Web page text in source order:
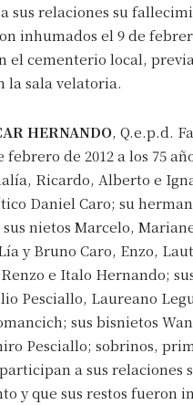
gratis
de correo electrónico*
de teléfono
sus relaciones su
inhumados el 9 de
el cementerio local,
la sala velatoria.
HERNANDO, Q.e.p.d.
febrero de 2012 a los 75
Ricardo, Alberto e
Daniel Caro; su
nietos Marcelo,
y Bruno Caro, Enzo,
e Italo Hernando;
Pesciallo, Laureano
sus bisnietos
Pesciallo; sobrinos,
a sus relaciones
y que sus restos fueron